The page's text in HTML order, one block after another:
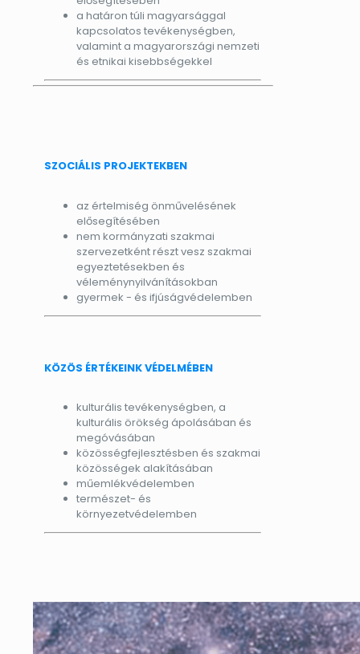
a határon túli magyarsággal
kapcsolatos tevékenységben,
valamint a magyarországi nemzeti
és etnikai kisebbségekkel
SZOCIÁLIS PROJEKTEKBEN
az értelmiség önművelésének
elősegítésében
nem kormányzati szakmai
szervezetként részt vesz szakmai
egyeztetésekben és
véleménynyilvánításokban
gyermek - és ifjúságvédelemben
KÖZÖS ÉRTÉKEINK VÉDELMÉBEN
kulturális tevékenységben, a
kulturális örökség ápolásában és
megóvásában
közösségfejlesztésben és szakmai
közösségek alakításában
műemlékvédelemben
természet- és
környezetvédelemben